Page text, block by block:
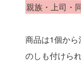
親族・上司・
商品は1個か
のしも付けられ